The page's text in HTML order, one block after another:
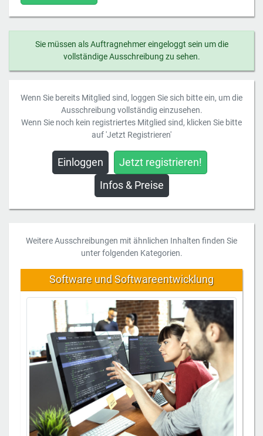
Sie müssen als Auftragnehmer eingeloggt sein um die
vollständige Ausschreibung zu sehen.
Wenn Sie bereits Mitglied sind, loggen Sie sich bitte ein, um die
Ausschreibung vollständig einzusehen.
Wenn Sie noch kein registriertes Mitglied sind, klicken Sie bitte
auf 'Jetzt Registrieren'
Einloggen
Jetzt registrieren!
Infos & Preise
Weitere Ausschreibungen mit ähnlichen Inhalten finden Sie
unter folgenden Kategorien.
Software und Softwareentwicklung